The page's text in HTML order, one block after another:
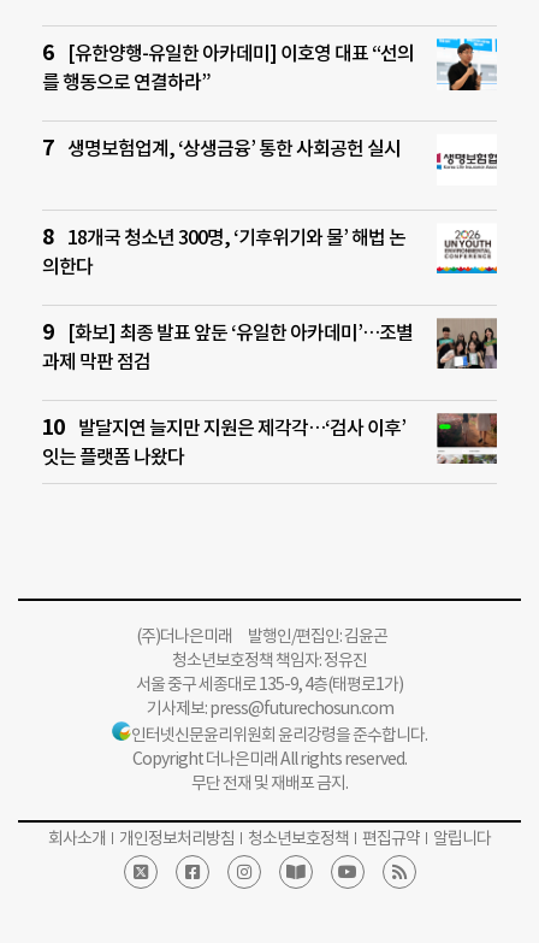
[유한양행-유일한 아카데미] 이호영 대표 “선의
를 행동으로 연결하라”
생명보험업계, ‘상생금융’ 통한 사회공헌 실시
18개국 청소년 300명, ‘기후위기와 물’ 해법 논
의한다
[화보] 최종 발표 앞둔 ‘유일한 아카데미’…조별
과제 막판 점검
발달지연 늘지만 지원은 제각각…‘검사 이후’
잇는 플랫폼 나왔다
(주)더나은미래 발행인/편집인: 김윤곤
청소년보호정책 책임자: 정유진
서울 중구 세종대로 135-9, 4층(태평로1가)
기사제보:press@futurechosun.com
인터넷신문윤리위원회 윤리강령을 준수합니다.
Copyright 더나은미래 All rights reserved.
무단 전재 및 재배포 금지.
회사소개 개인정보처리방침 청소년보호정책 편집규약 알립니다